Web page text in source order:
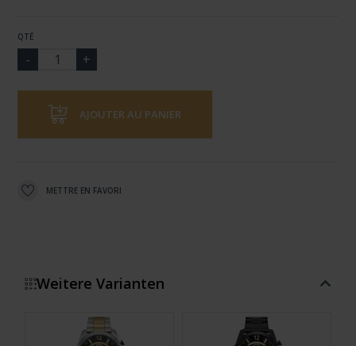
QTÉ
AJOUTER AU PANIER
METTRE EN FAVORI
Weitere Varianten